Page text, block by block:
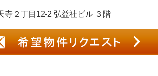
寺２丁目12-2 弘益社ビル ３階